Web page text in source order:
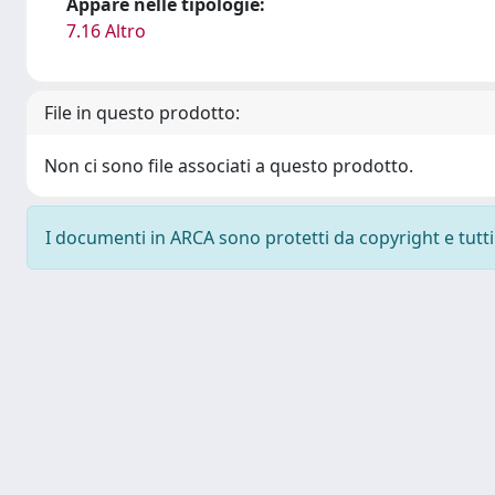
7.16 Altro
File in questo prodotto:
Non ci sono file associati a questo prodotto.
I documenti in ARCA sono protetti da copyright e